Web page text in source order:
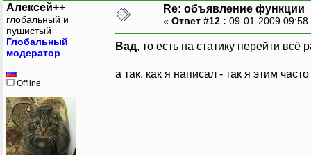
Алексей++
глобальный и
пушистый
Глобальный
модератор
Offline
Re: объявление функции
« Ответ #12 : 09-01-2009
Вад, то есть на статику перейти всё
а так, как я написал - так я этим